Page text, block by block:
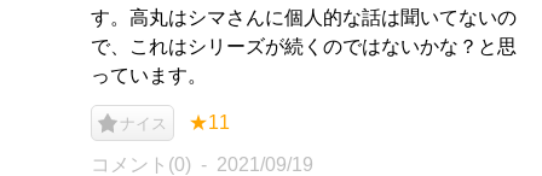
す。高丸はシマさんに個人的な話は聞いてないの
で、これはシリーズが続くのではないかな？と思
っています。
ナイス ★11
コメント(0) 2021/09/19